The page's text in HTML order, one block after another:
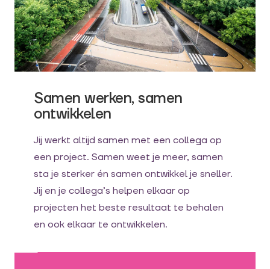
Samen werken, samen
ontwikkelen
Jij werkt altijd samen met een collega op
een project. Samen weet je meer, samen
sta je sterker én samen ontwikkel je sneller.
Jij en je collega’s helpen elkaar op
projecten het beste resultaat te behalen
en ook elkaar te ontwikkelen.